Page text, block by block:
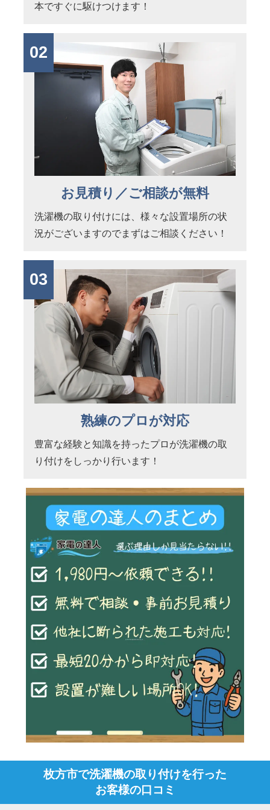
本ですぐに駆けつけます！
02
お見積り／ご相談が無料
洗濯機の取り付けには、様々な設置場所の状
況がございますのでまずはご相談ください！
03
熟練のプロが対応
豊富な経験と知識を持ったプロが洗濯機の取
り付けをしっかり行います！
枚方市で洗濯機の取り付けを行った
お客様の口コミ